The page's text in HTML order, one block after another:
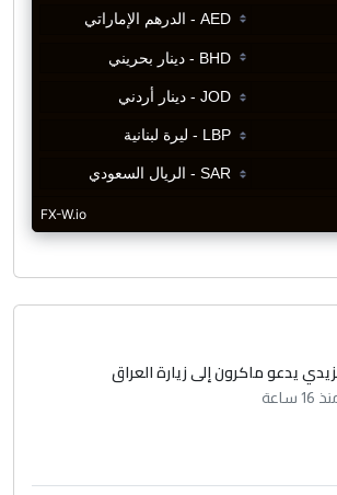
يدعو ماكرون إلى زيارة العراق
16 ساعة